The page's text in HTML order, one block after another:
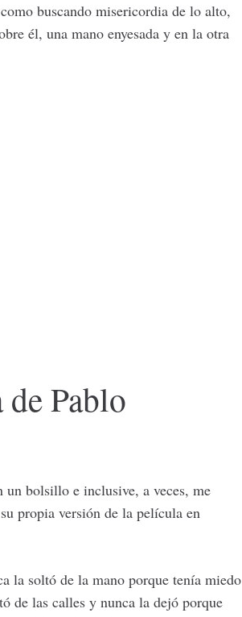
buscando misericordia de lo alto,
él, una mano enyesada y en la otra
Pablo
un bolsillo e inclusive, a veces, me
propia versión de la película en
la soltó de la mano porque tenía miedo
de las calles y nunca la dejó porque